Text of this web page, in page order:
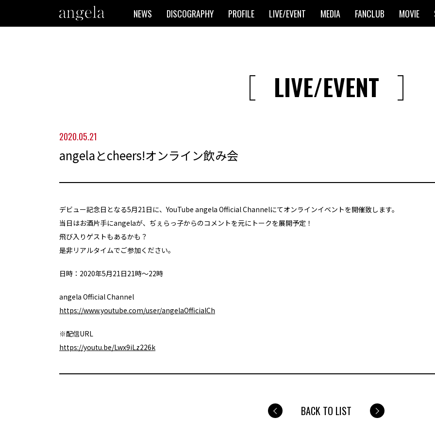
NEWS DISCOGRAPHY PROFILE LIVE/EVENT MEDIA FANCLUB MOVIE
LIVE/EVENT
2020.05.21
angelaとcheers!オンライン飲み会
デビュー記念日となる5月21日に、YouTube angela Official Channelにてオンラインイベントを開催致します。
当日はお酒片手にangelaが、ぢぇらっ子からのコメントを元にトークを展開予定！
飛び入りゲストもあるかも？
是非リアルタイムでご参加ください。
日時：2020年5月21日21時～22時
angela Official Channel
https://www.youtube.com/user/angelaOfficialCh
※配信URL
https://youtu.be/Lwx9iLz226k
BACK TO LIST